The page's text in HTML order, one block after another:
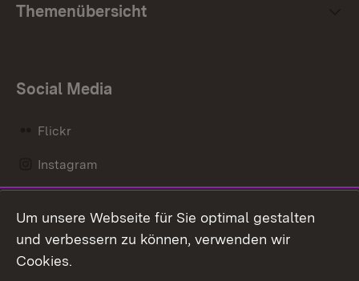
Themenübersicht
Social Media
Flickr
Instagram
Mastodon
Messenger
Um unsere Webseite für Sie optimal gestalten
und verbessern zu können, verwenden wir
Cookies.